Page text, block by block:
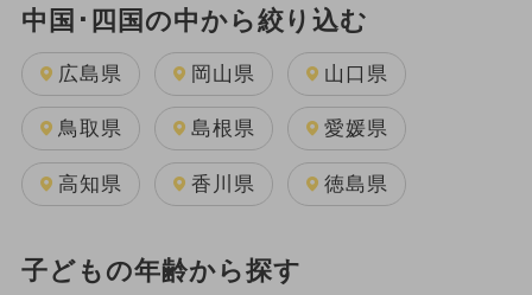
中国･四国の中から絞り込む
広島県 岡山県 山口県
鳥取県 島根県 愛媛県
高知県 香川県 徳島県
子どもの年齢から探す